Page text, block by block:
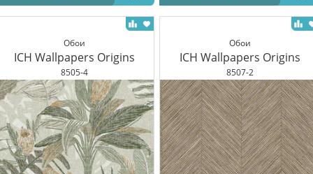
Обои
ICH Wallpapers Origins
8505-4
Обои
ICH Wallpapers Origins
8507-2